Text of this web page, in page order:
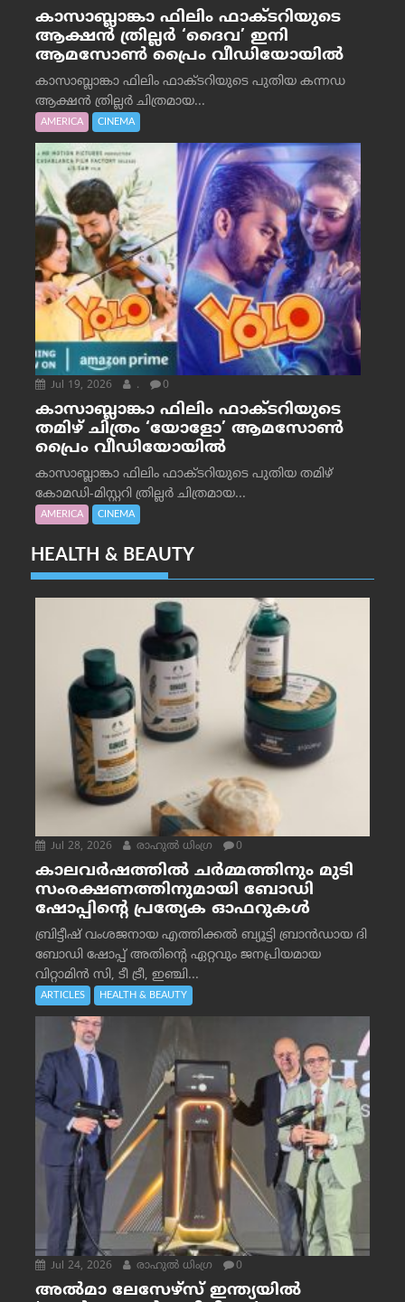
കാസാബ്ലാങ്കാ ഫിലിം ഫാക്ടറിയുടെ
ആക്ഷൻ ത്രില്ലർ ‘ദൈവ’ ഇനി
ആമസോൺ പ്രൈം വീഡിയോയിൽ
കാസാബ്ലാങ്കാ ഫിലിം ഫാക്ടറിയുടെ പുതിയ കന്നഡ
ആക്ഷൻ ത്രില്ലർ ചിത്രമായ...
AMERICA CINEMA
Jul 19, 2026 . 0
കാസാബ്ലാങ്കാ ഫിലിം ഫാക്ടറിയുടെ
തമിഴ് ചിത്രം ‘യോളോ’ ആമസോൺ
പ്രൈം വീഡിയോയിൽ
കാസാബ്ലാങ്കാ ഫിലിം ഫാക്ടറിയുടെ പുതിയ തമിഴ്
കോമഡി-മിസ്റ്ററി ത്രില്ലർ ചിത്രമായ...
AMERICA CINEMA
HEALTH & BEAUTY
Jul 28, 2026 രാഹുല്‍ ധിംഗ്ര 0
കാലവർഷത്തിൽ ചർമ്മത്തിനും മുടി
സംരക്ഷണത്തിനുമായി ബോഡി
ഷോപ്പിന്റെ പ്രത്യേക ഓഫറുകൾ
ബ്രിട്ടീഷ് വംശജനായ എത്തിക്കൽ ബ്യൂട്ടി ബ്രാൻഡായ ദി
ബോഡി ഷോപ്പ് അതിന്റെ ഏറ്റവും ജനപ്രിയമായ
വിറ്റാമിൻ സി, ടീ ട്രീ, ഇഞ്ചി...
ARTICLES HEALTH & BEAUTY
Jul 24, 2026 രാഹുല്‍ ധിംഗ്ര 0
അൽമാ ലേസേഴ്സ് ഇന്ത്യയിൽ